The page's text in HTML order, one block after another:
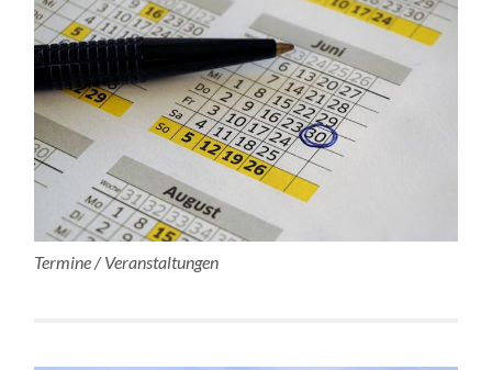
Termine / Veranstaltungen